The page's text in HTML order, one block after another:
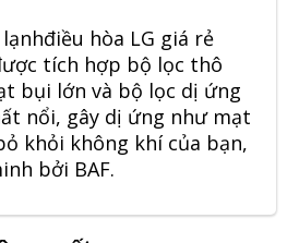
hòa LG giá rẻ
tích hợp bộ lọc thô
bụi lớn và bộ lọc dị ứng
nổi, gây dị ứng như mạt
khỏi không khí của bạn,
bởi BAF.